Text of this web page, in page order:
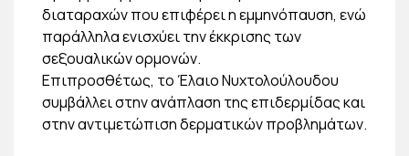
διαταραχών που επιφέρει η εμμηνόπαυση, ενώ
παράλληλα ενισχύει την έκκρισης των
σεξουαλικών ορμονών.
Επιπροσθέτως, το Έλαιο Νυχτολούλουδου
συμβάλλει στην ανάπλαση της επιδερμίδας και
στην αντιμετώπιση δερματικών προβλημάτων.